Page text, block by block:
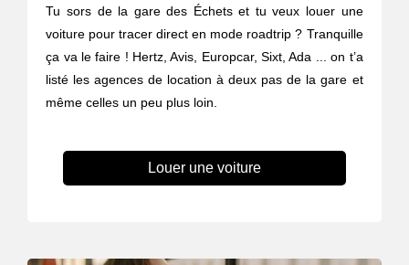
Tu sors de la gare des Échets et tu veux louer une
voiture pour tracer direct en mode roadtrip ? Tranquille
ça va le faire ! Hertz, Avis, Europcar, Sixt, Ada ... on t’a
listé les agences de location à deux pas de la gare et
même celles un peu plus loin.
Louer une voiture